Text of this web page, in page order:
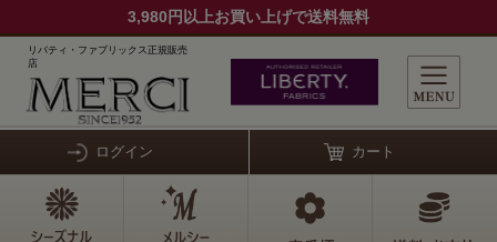
3,980円以上お買い上げで送料無料
リバティ・ファブリックス正規販売
店
ログイン カート